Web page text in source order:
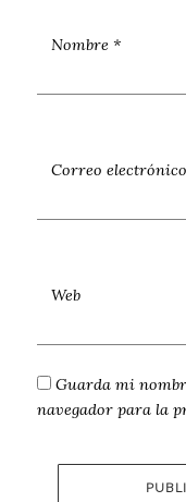
Nombre*
Correo
Web
Guarda mi
navegador para la